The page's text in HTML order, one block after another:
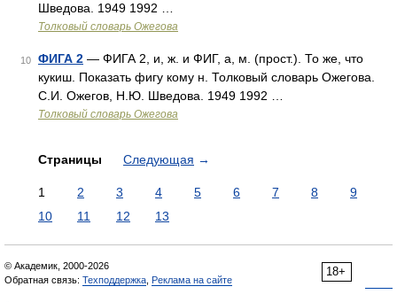
Шведова. 1949 1992 …
Толковый словарь Ожегова
10 ФИГА 2 — ФИГА 2, и, ж. и ФИГ, а, м. (прост.). То же, что
кукиш. Показать фигу кому н. Толковый словарь Ожегова.
С.И. Ожегов, Н.Ю. Шведова. 1949 1992 …
Толковый словарь Ожегова
Страницы Следующая →
1 2 3 4 5 6 7 8
9
10
11 12 13
18+
© Академик, 2000-2026
Обратная связь: Техподдержка Реклама на сайте